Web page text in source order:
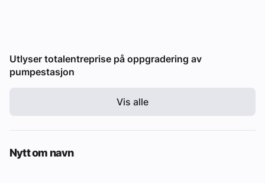
Utlyser totalentreprise på oppgradering av
pumpestasjon
Vis alle
Nytt om navn